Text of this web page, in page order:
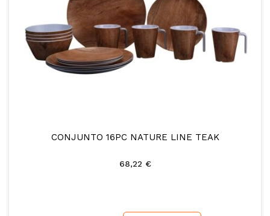
CONJUNTO 16PC NATURE LINE TEAK
68,22 €